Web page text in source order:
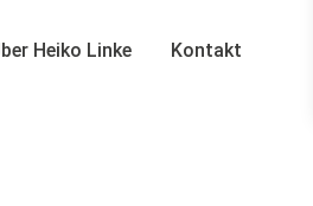
Heiko Linke Kontakt